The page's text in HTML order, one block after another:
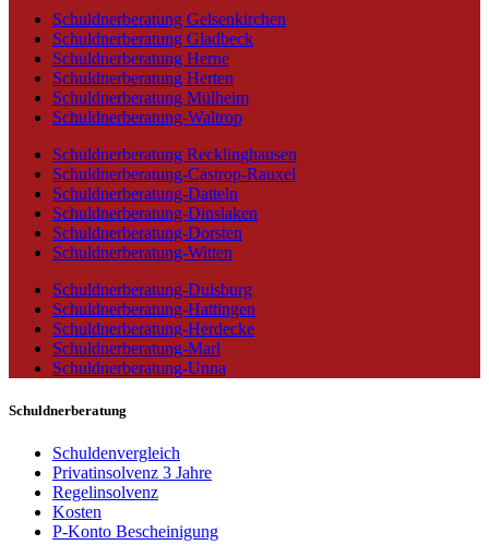
Schuldnerberatung Gelsenkirchen
Schuldnerberatung Gladbeck
Schuldnerberatung Herne
Schuldnerberatung Herten
Schuldnerberatung Mülheim
Schuldnerberatung-Waltrop
Schuldnerberatung Recklinghausen
Schuldnerberatung-Castrop-Rauxel
Schuldnerberatung-Datteln
Schuldnerberatung-Dinslaken
Schuldnerberatung-Dorsten
Schuldnerberatung-Witten
Schuldnerberatung-Duisburg
Schuldnerberatung-Hattingen
Schuldnerberatung-Herdecke
Schuldnerberatung-Marl
Schuldnerberatung-Unna
Schuldnerberatung
Schuldenvergleich
Privatinsolvenz 3 Jahre
Regelinsolvenz
Kosten
P-Konto Bescheinigung